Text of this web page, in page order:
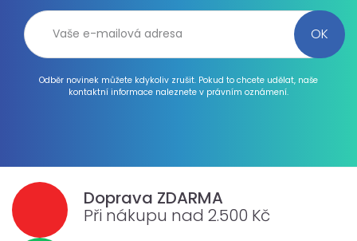
Odběr novinek můžete kdykoliv zrušit. Pokud to chcete udělat, naše
kontaktní informace naleznete v právním oznámení.
Doprava ZDARMA
Při nákupu nad 2.500 Kč